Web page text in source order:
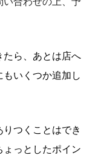
たら、あとは店へ
もいくつか追加し
つくことはでき
ょっとしたポイン